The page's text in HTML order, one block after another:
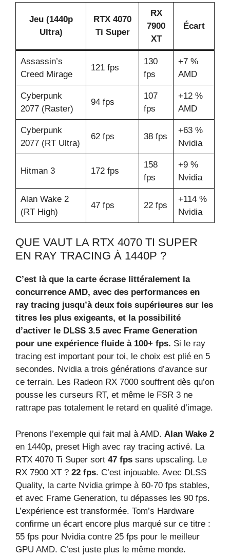
Jeu (1440p
Ultra)
RTX 4070
Ti Super
RX
7900
XT
Écart
Assassin’s
Creed Mirage
121 fps
130
fps
+7 %
AMD
Cyberpunk
2077 (Raster)
94 fps
107
fps
+12 %
AMD
Cyberpunk
2077 (RT Ultra)
62 fps 38 fps
+63 %
Nvidia
Hitman 3 172 fps
158
fps
+9 %
Nvidia
Alan Wake 2
(RT High)
47 fps 22 fps
+114 %
Nvidia
QUE VAUT LA RTX 4070 TI SUPER
EN RAY TRACING À 1440P ?
C’est là que la carte écrase littéralement la
concurrence AMD, avec des performances en
ray tracing jusqu’à deux fois supérieures sur les
titres les plus exigeants, et la possibilité
d’activer le DLSS 3.5 avec Frame Generation
pour une expérience fluide à 100+ fps. Si le ray
tracing est important pour toi, le choix est plié en 5
secondes. Nvidia a trois générations d’avance sur
ce terrain. Les Radeon RX 7000 souffrent dès qu’on
pousse les curseurs RT, et même le FSR 3 ne
rattrape pas totalement le retard en qualité d’image.
Prenons l’exemple qui fait mal à AMD. Alan Wake 2
en 1440p, preset High avec ray tracing activé. La
RTX 4070 Ti Super sort 47 fps sans upscaling. Le
RX 7900 XT ? 22 fps. C’est injouable. Avec DLSS
Quality, la carte Nvidia grimpe à 60-70 fps stables,
et avec Frame Generation, tu dépasses les 90 fps.
L’expérience est transformée. Tom’s Hardware
confirme un écart encore plus marqué sur ce titre :
55 fps pour Nvidia contre 25 fps pour le meilleur
GPU AMD. C’est juste plus le même monde.